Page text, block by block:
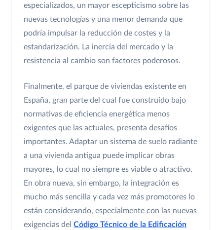
especializados, un mayor escepticismo sobre las
nuevas tecnologías y una menor demanda que
podría impulsar la reducción de costes y la
estandarización. La inercia del mercado y la
resistencia al cambio son factores poderosos.
Finalmente, el parque de viviendas existente en
España, gran parte del cual fue construido bajo
normativas de eficiencia energética menos
exigentes que las actuales, presenta desafíos
importantes. Adaptar un sistema de suelo radiante
a una vivienda antigua puede implicar obras
mayores, lo cual no siempre es viable o atractivo.
En obra nueva, sin embargo, la integración es
mucho más sencilla y cada vez más promotores lo
están considerando, especialmente con las nuevas
exigencias del Código Técnico de la Edificación